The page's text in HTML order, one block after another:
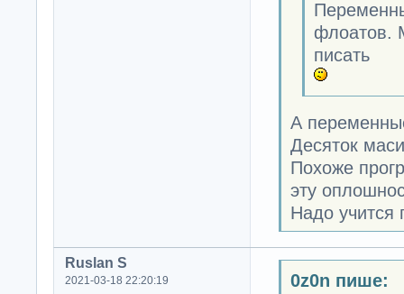
флоатов.
писать
А
Десяток
Похоже
эту
Надо учится
Ruslan S
2021-03-18 22:20:19 0z0n пише: